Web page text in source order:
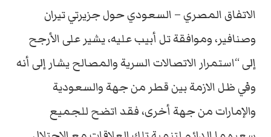
الاتفاق المصري – السعودي حول جزيرتي تيران
وصنافير، وموافقة تل أبيب عليه، يشير على الأرجح
إلى “استمرار الاتصالات السرية والمصالح يشار إلى أنه
وفي ظل الازمة بين قطر من جهة والسعودية
والإمارات من جهة أخرى، فقد اتضح للجميع